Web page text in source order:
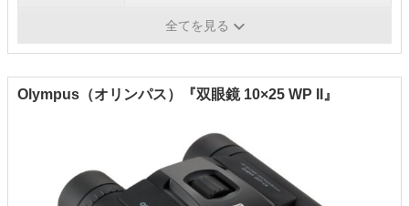
8.3mm全てを見る
Olympus（オリンパス）『双眼鏡 10×25 WP II』